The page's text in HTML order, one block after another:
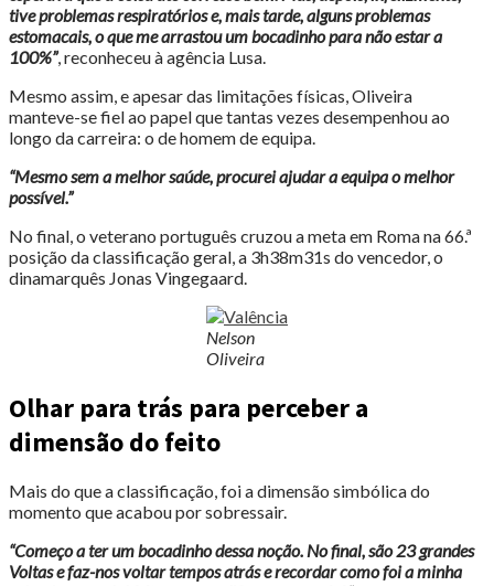
tive problemas respiratórios e, mais tarde, alguns problemas
estomacais, o que me arrastou um bocadinho para não estar a
100%”, reconheceu à agência Lusa.
Mesmo assim, e apesar das limitações físicas, Oliveira
manteve-se fiel ao papel que tantas vezes desempenhou ao
longo da carreira: o de homem de equipa.
“Mesmo sem a melhor saúde, procurei ajudar a equipa o melhor
possível.”
No final, o veterano português cruzou a meta em Roma na 66.ª
posição da classificação geral, a 3h38m31s do vencedor, o
dinamarquês Jonas Vingegaard.
Nelson
Oliveira
Olhar para trás para perceber a
dimensão do feito
Mais do que a classificação, foi a dimensão simbólica do
momento que acabou por sobressair.
“Começo a ter um bocadinho dessa noção. No final, são 23 grandes
Voltas e faz-nos voltar tempos atrás e recordar como foi a minha